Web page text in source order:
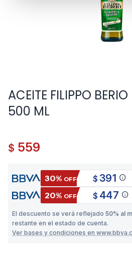
ACEITE FILIPPO
500 ML
$ 559
30% OFF $ 391 info
20% OFF $ 447 info
El descuento se verá reflejado 50% al
restante en el estado de cuenta.
Ver bases y condiciones en